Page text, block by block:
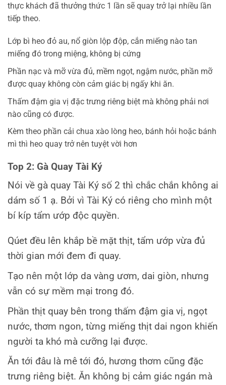
thực khách đã thưởng thức 1 lần sẽ quay trở lại nhiều lần
tiếp theo.
Lớp bì heo đỏ au, nổ giòn lộp độp, cắn miếng nào tan
miếng đó trong miệng, không bị cứng
Phần nạc và mỡ vừa đủ, mềm ngọt, ngậm nước, phần mỡ
được quay không còn cảm giác bị ngấy khi ăn.
Thấm đậm gia vị đặc trưng riêng biệt mà không phải nơi
nào cũng có được.
Kèm theo phần cải chua xào lòng heo, bánh hỏi hoặc bánh
mì thì heo quay trở nên tuyệt vời hơn
Top 2: Gà Quay Tài Ký
Nói về gà quay Tài Ký số 2 thì chắc chắn không ai
dám số 1 ạ. Bởi vì Tài Ký có riêng cho mình một
bí kíp tẩm ướp độc quyền.
Qúet đều lên khắp bề mặt thịt, tẩm ướp vừa đủ
thời gian mới đem đi quay.
Tạo nên một lớp da vàng ươm, dai giòn, nhưng
vẫn có sự mềm mại trong đó.
Phần thịt quay bên trong thấm đậm gia vị, ngọt
nước, thơm ngon, từng miếng thịt dai ngon khiến
người ta khó mà cưỡng lại được.
Ăn tới đâu là mê tới đó, hương thơm cũng đặc
trưng riêng biệt. Ăn không bị cảm giác ngán mà